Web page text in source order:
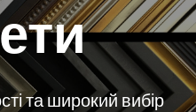
та широкий вибір